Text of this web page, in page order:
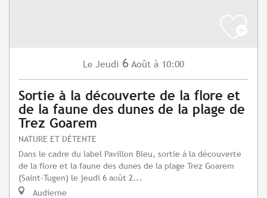
Le Jeudi 6 Août à 10:00
Sortie à la découverte de la flore et
de la faune des dunes de la plage de
Trez Goarem
NATURE ET DÉTENTE
Dans le cadre du label Pavillon Bleu, sortie à la découverte
de la flore et la faune des dunes de la plage Trez Goarem
(Saint-Tugen) le jeudi 6 août 2...
Audierne